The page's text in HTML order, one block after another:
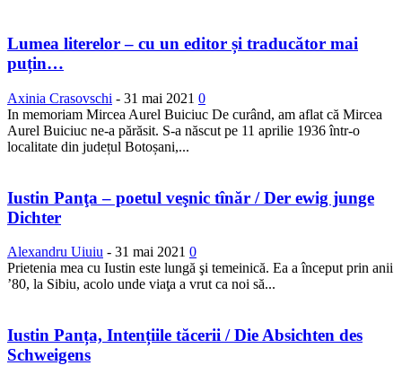
Lumea literelor – cu un editor și traducător mai
puțin…
Axinia Crasovschi - 31 mai 2021 0
In memoriam Mircea Aurel Buiciuc De curând, am aflat că Mircea
Aurel Buiciuc ne-a părăsit. S-a născut pe 11 aprilie 1936 într-o
localitate din județul Botoșani,...
Iustin Panţa – poetul veşnic tînăr / Der ewig junge
Dichter
Alexandru Uiuiu - 31 mai 2021 0
Prietenia mea cu Iustin este lungă şi temeinică. Ea a început prin anii
’80, la Sibiu, acolo unde viaţa a vrut ca noi să...
Iustin Panța, Intențiile tăcerii / Die Absichten des
Schweigens